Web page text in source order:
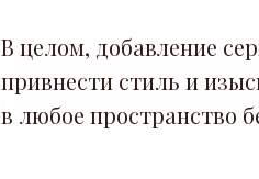
В целом, добавление
привнести стиль и
в любое пространство